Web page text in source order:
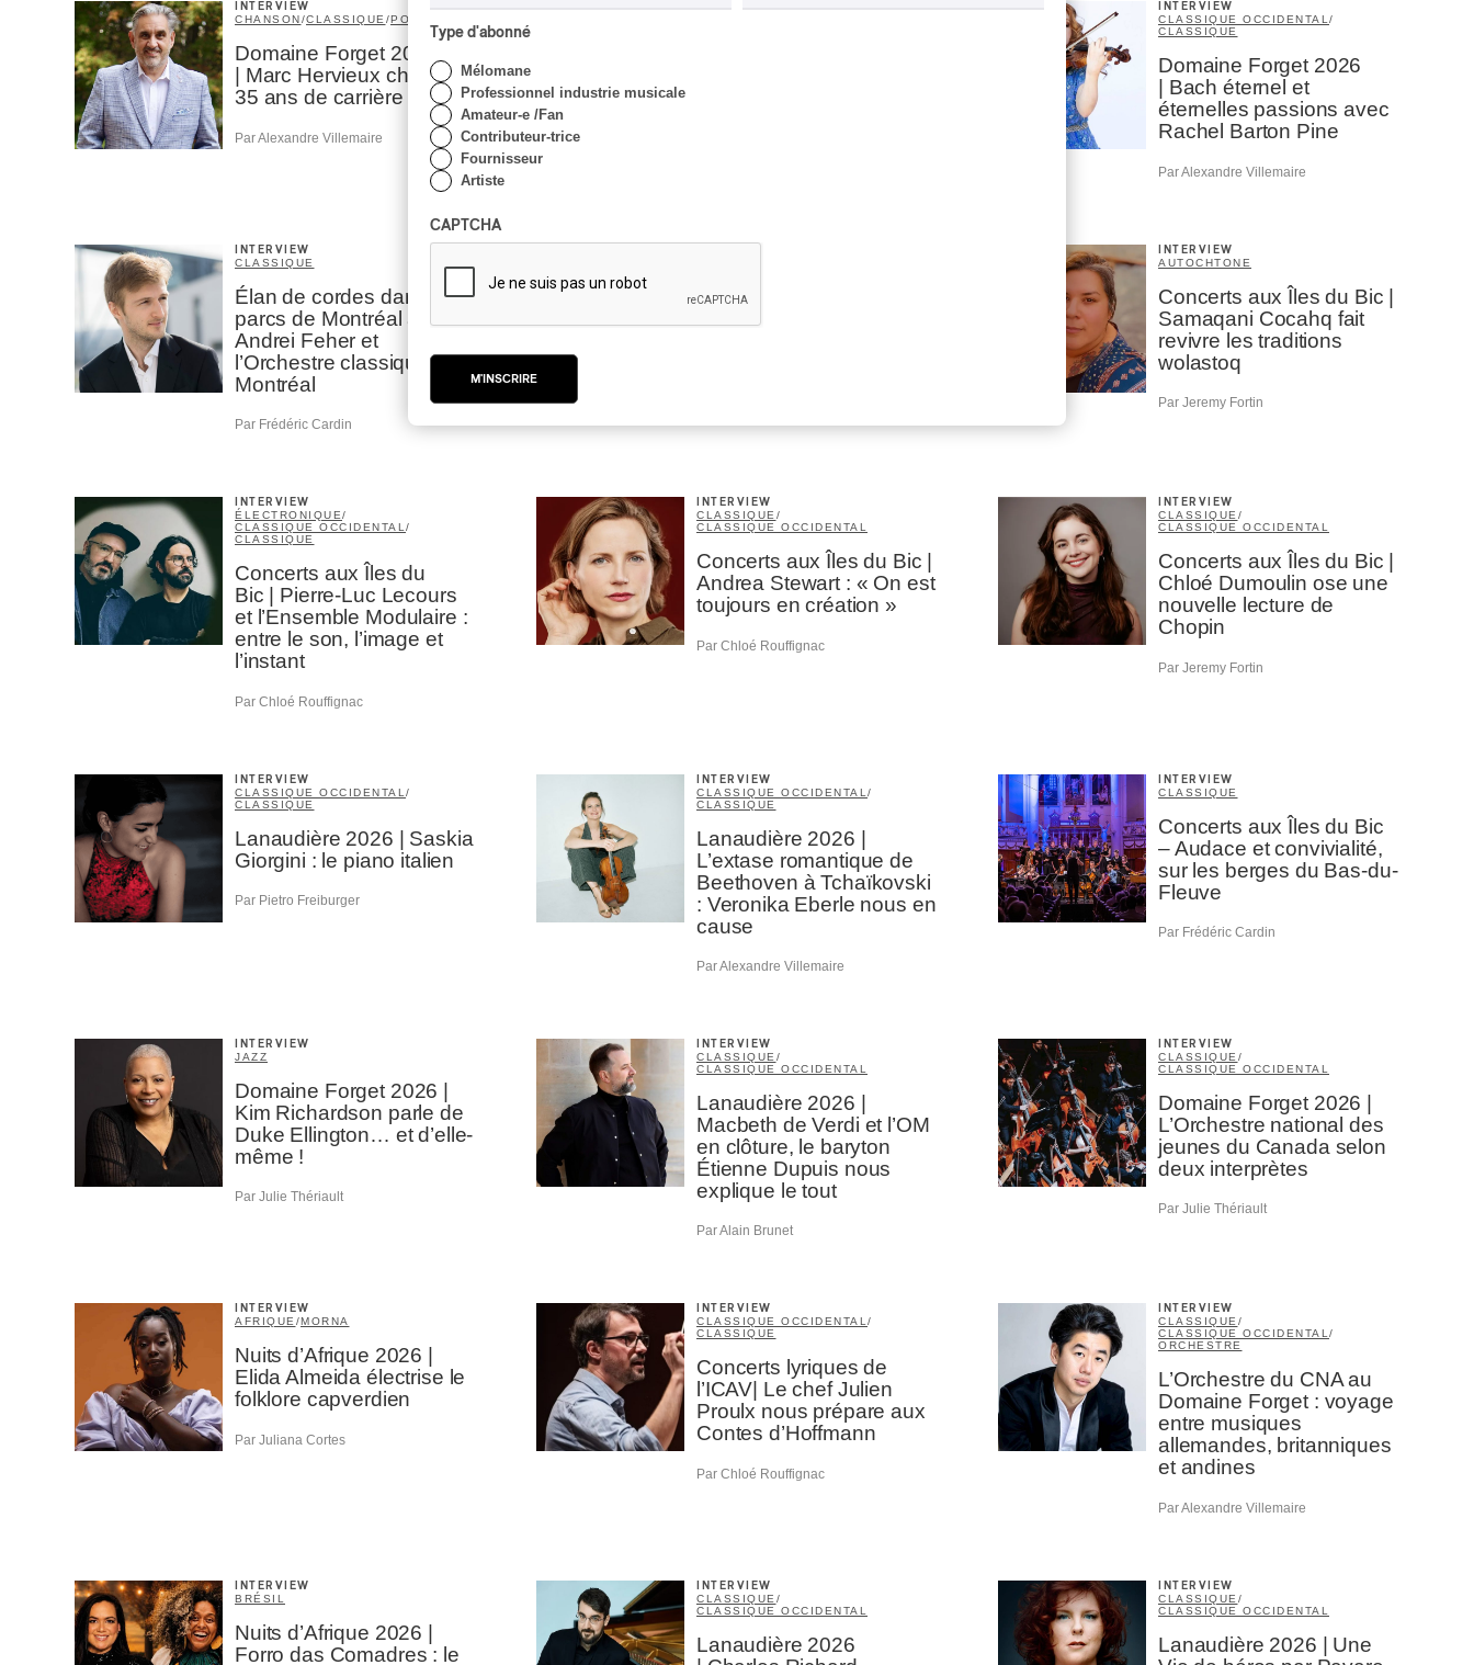
INTERVIEW
CHANSON/CLASSIQUE/POP
Domaine Forget 2026
| Marc Hervieux chante
35 ans de carrière
Par Alexandre Villemaire
INTERVIEW
CLASSIQUE OCCIDENTAL/
CLASSIQUE
Domaine Forget 2026
| Bach éternel et
éternelles passions avec
Rachel Barton Pine
Par Alexandre Villemaire
INTERVIEW
CLASSIQUE
Élan de cordes dans les
parcs de Montréal avec
Andrei Feher et
l’Orchestre classique de
Montréal
Par Frédéric Cardin
Présence autochtone
2026 | La programmation
INTERVIEW
AUTOCHTONE
Concerts aux Îles du Bic |
Samaqani Cocahq fait
revivre les traditions
wolastoq
Par Jeremy Fortin
INTERVIEW
ÉLECTRONIQUE/
CLASSIQUE OCCIDENTAL /
CLASSIQUE
Concerts aux Îles du
Bic | Pierre-Luc Lecours
et l’Ensemble Modulaire :
entre le son, l’image et
l’instant
Par Chloé Rouffignac
INTERVIEW
CLASSIQUE /
CLASSIQUE OCCIDENTAL
Concerts aux Îles du Bic |
Andrea Stewart : « On est
toujours en création »
Par Chloé Rouffignac
INTERVIEW
CLASSIQUE /
CLASSIQUE OCCIDENTAL
Concerts aux Îles du Bic |
Chloé Dumoulin ose une
nouvelle lecture de
Chopin
Par Jeremy Fortin
INTERVIEW
CLASSIQUE OCCIDENTAL /
CLASSIQUE
Lanaudière 2026 | Saskia
Giorgini : le piano italien
Par Pietro Freiburger
INTERVIEW
CLASSIQUE OCCIDENTAL /
CLASSIQUE
Lanaudière 2026 |
L’extase romantique de
Beethoven à Tchaïkovski
: Veronika Eberle nous en
cause
Par Alexandre Villemaire
INTERVIEW
CLASSIQUE
Concerts aux Îles du Bic
– Audace et convivialité,
sur les berges du Bas-du-
Fleuve
Par Frédéric Cardin
INTERVIEW
JAZZ
Domaine Forget 2026 |
Kim Richardson parle de
Duke Ellington… et d’elle-
même !
Par Julie Thériault
INTERVIEW
CLASSIQUE /
CLASSIQUE OCCIDENTAL
Lanaudière 2026 |
Macbeth de Verdi et l’OM
en clôture, le baryton
Étienne Dupuis nous
explique le tout
Par Alain Brunet
INTERVIEW
CLASSIQUE /
CLASSIQUE OCCIDENTAL
Domaine Forget 2026 |
L’Orchestre national des
jeunes du Canada selon
deux interprètes
Par Julie Thériault
INTERVIEW
AFRIQUE/MORNA
Nuits d’Afrique 2026 |
Elida Almeida électrise le
folklore capverdien
Par Juliana Cortes
INTERVIEW
CLASSIQUE OCCIDENTAL/
CLASSIQUE
Concerts lyriques de
l’ICAV| Le chef Julien
Proulx nous prépare aux
Contes d’Hoffmann
Par Chloé Rouffignac
INTERVIEW
CLASSIQUE/
CLASSIQUE OCCIDENTAL/
ORCHESTRE
L’Orchestre du CNA au
Domaine Forget : voyage
entre musiques
allemandes, britanniques
et andines
Par Alexandre Villemaire
INTERVIEW
BRÉSIL
Nuits d’Afrique 2026 |
Forro das Comadres : le
INTERVIEW
CLASSIQUE /
CLASSIQUE OCCIDENTAL
Lanaudière 2026
INTERVIEW
CLASSIQUE /
CLASSIQUE OCCIDENTAL
Lanaudière 2026 | Une
Type d'abonné
Mélomane
Professionnel industrie musicale
Amateur-e /Fan
Contributeur-trice
Fournisseur
Artiste
CAPTCHA
M'INSCRIRE